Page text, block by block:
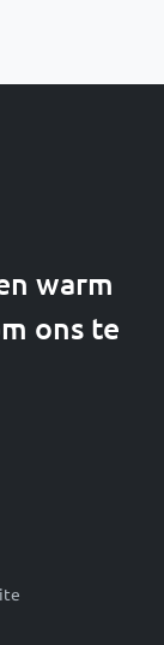
warm
ons te